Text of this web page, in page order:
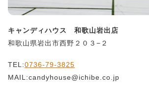
キャンディハウス 和歌山岩出店
和歌山県岩出市西野２０３−２
TEL:0736-79-3825
MAIL:candyhouse@ichibe.co.jp